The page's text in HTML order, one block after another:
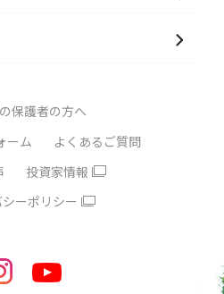
保護者の方へ
ーム
よくあるご質問
投資家情報
ーポリシー